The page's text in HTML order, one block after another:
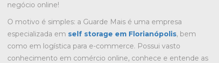
negócio online!
O motivo é simples: a Guarde Mais é uma empresa
especializada em self storage em Florianópolis, bem
como em logística para e-commerce. Possui vasto
conhecimento em comércio online, conhece e entende as